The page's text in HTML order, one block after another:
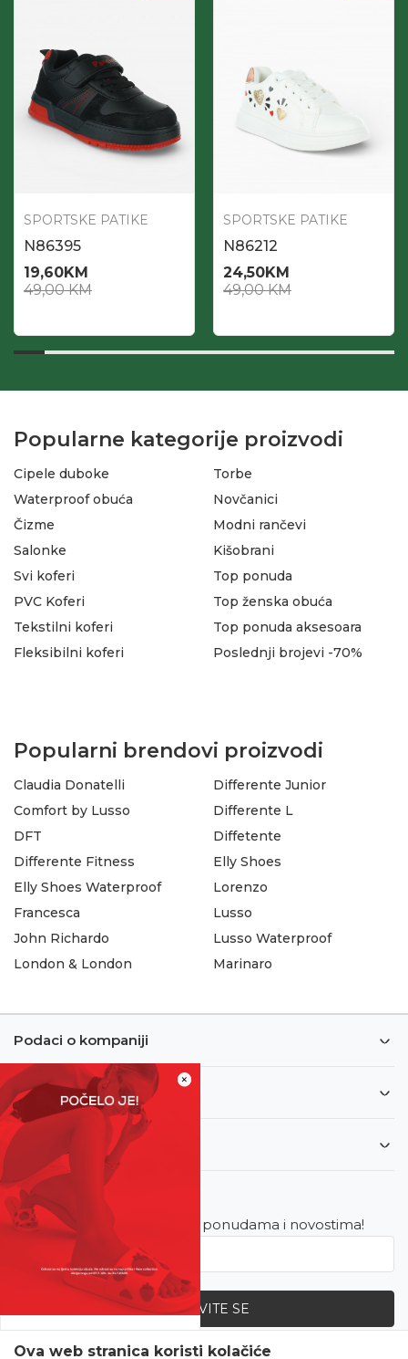
×
SVE UPOLA CIJENE!
SPORTSKE PATIKE
N86395
19,60KM
49,00KM
SPORTSKE PATIKE
N86212
24,50KM
49,00KM
Popularne kategorije proizvodi
Cipele duboke
Waterproof obuća
Čizme
Salonke
Torbe
Novčanici
Modni rančevi
Kišobrani
Svi koferi
PVC Koferi
Tekstilni koferi
Fleksibilni koferi
Top ponuda
Top ženska obuća
Top ponuda aksesoara
Poslednji brojevi -70%
Popularni brendovi proizvodi
Claudia Donatelli
Comfort by Lusso
DFT
Differente Fitness
Differente Junior
Differente L
Diffetente
Elly Shoes
Elly Shoes Waterproof
Francesca
John Richardo
London & London
Lorenzo
Lusso
Lusso Waterproof
Marinaro
Podaci o kompaniji
Informacije
Korisnički servis
Newsletter
Budite u toku sa najnovijim ponudama i novostima!
PRIJAVITE SE
Ova web stranica koristi kolačiće